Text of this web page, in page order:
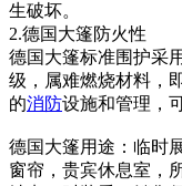
生破坏。
2.德国大篷防火性
德国大篷标准围护采
级，属难燃烧材料，
的消防设施和管理，
德国大篷用途：临时
窗帘，贵宾休息室，